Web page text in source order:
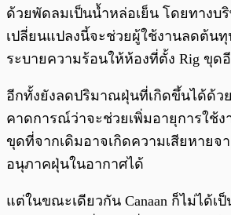
ด้วยพัดลมเป็นน้ำหล่อเย็น โดยทางบ
เปลี่ยนแปลงนี้จะช่วยผู้ใช้งานลดต้น
ระบายความร้อนให้ห้องที่ตั้ง Rig ขุด
อีกทั้งยังลดปริมาณฝุ่นที่เกิดขึ้นได้ด้ว
คาดการณ์ว่าจะช่วยเพิ่มอายุการใช้
ขุดที่จากเดิมอาจเกิดความเสียหาย
อนุภาคฝุ่นในอากาศได้
แต่ในขณะเดียวกัน Canaan ก็ไม่ได้เ